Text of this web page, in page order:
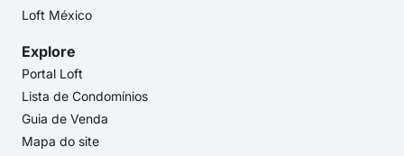
Loft México
Explore
Portal Loft
Lista de Condomínios
Guia de Venda
Mapa do site